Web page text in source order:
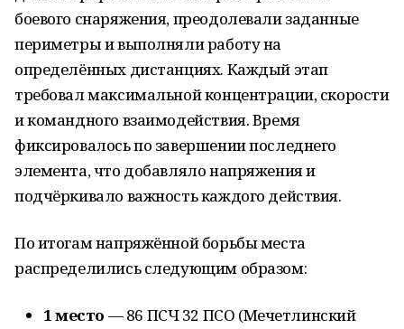
боевого снаряжения, преодолевали заданные
периметры и выполняли работу на
определённых дистанциях. Каждый этап
требовал максимальной концентрации, скорости
и командного взаимодействия. Время
фиксировалось по завершении последнего
элемента, что добавляло напряжения и
подчёркивало важность каждого действия.
По итогам напряжённой борьбы места
распределились следующим образом:
1 место — 86 ПСЧ 32 ПСО (Мечетлинский